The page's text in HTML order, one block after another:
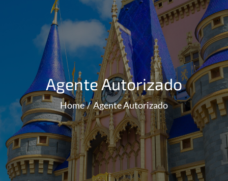
Agente Autorizado
Home Agente Autorizado